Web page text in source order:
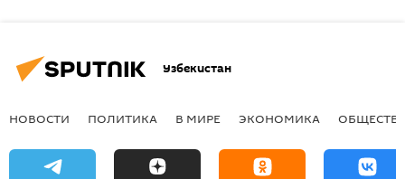
Узбекистан
НОВОСТИ ПОЛИТИКА В МИРЕ ЭКОНОМИКА